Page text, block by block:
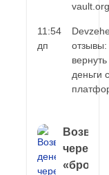
vault.org
11:54
дп
отзывы:
вернуть
деньги с
через